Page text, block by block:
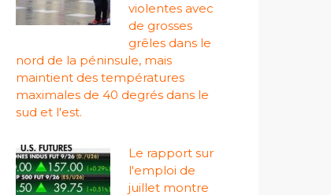
violentes avec
de grosses
grêles dans le
nord de la péninsule, mais
maintient des températures
maximales de 40 degrés dans le
sud et l'est.
Le rapport sur
l'emploi de
juillet montre